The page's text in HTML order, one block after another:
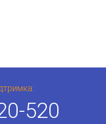
520